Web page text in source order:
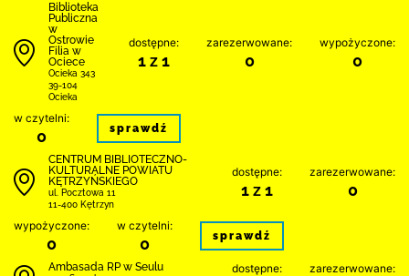
Biblioteka
Publiczna
w
Ostrowie
Filia w
Ociece
Ocieka 343
39-104
Ocieka
dostępne:
1 z 1
zarezerwowane:
0
wypożyczone:
0
w czytelni:
0 sprawdź
CENTRUM BIBLIOTECZNO-
KULTURALNE POWIATU
KĘTRZYŃSKIEGO
ul. Pocztowa 11
11-400 Kętrzyn
dostępne:
1 z 1
zarezerwowane:
0
wypożyczone:
0
w czytelni:
0 sprawdź
Ambasada RP w Seulu dostępne: zarezerwowane: